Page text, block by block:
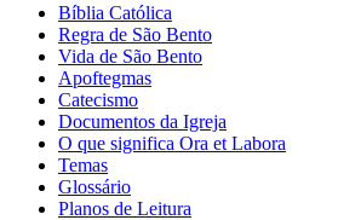
Bíblia Católica
Regra de São Bento
Vida de São Bento
Apoftegmas
Catecismo
Documentos da Igreja
O que significa Ora et Labora
Temas
Glossário
Planos de Leitura